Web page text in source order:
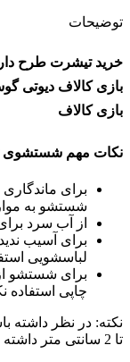
توضیحات
بازی کالاف دیوتی
بازی کالاف
نکات مهم شستشوی
برای
شستشو به
از آب سرد
برای آسیب
لباسشویی
برای شستشو
چاپی استفاده
نکته: در نظر داشته
تا 2 سانتی متر داشته باشند.